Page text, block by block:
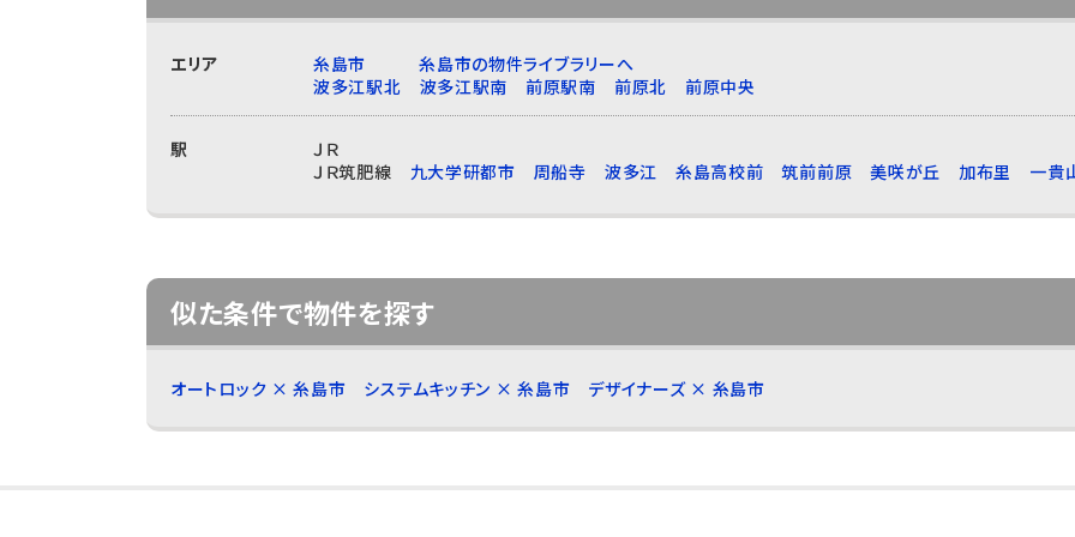
エリア 糸島市
糸島市の物件ライブラリーへ
波多江駅北
波多江駅南 前原駅南 前原北 前原中央
駅
ＪＲ
ＪＲ筑肥線
九大学研都市 周船寺 波多江 糸島高校前 筑前前原 美咲が丘 加布里 一貴
似た条件で物件を探す
オートロック × 糸島市 システムキッチン × 糸島市 デザイナーズ × 糸島市